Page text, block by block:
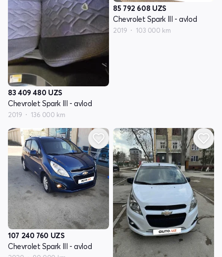
83 409 480 UZS
Chevrolet Spark III - avlod
2019 136 000 km
85 792 608 UZS
Chevrolet Spark III - avlod
2019 103 000 km
107 240 760 UZS
Chevrolet Spark III - avlod